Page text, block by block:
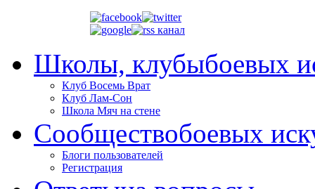
Школы, клубыбоевых
Клуб Восемь Врат
Клуб Лам-Сон
Школа Мяч на стене
Сообществобоевых
Блоги пользователей
Регистрация